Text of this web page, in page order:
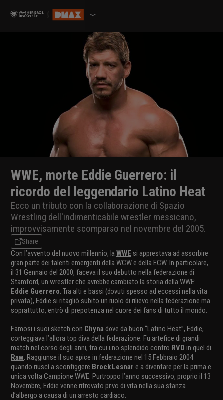
WWE, morte Eddie Guerrero: il
ricordo del leggendario Latino Heat
Ecco un tributo con la collaborazione di Spazio
Wrestling dell'indimenticabile wrestler messicano,
improvvisamente scomparso nel novembre del 2005.
Share
Con l’avvento del nuovo millennio, la WWE si apprestava ad assorbire
gran parte dei talenti emergenti della WCW e della ECW. In particolare,
il 31 Gennaio del 2000, faceva il suo debutto nella federazione di
Stamford, un wrestler che avrebbe cambiato la storia della WWE:
Eddie Guerrero. Tra alti e bassi (dovuti spesso ad eccessi nella vita
privata), Eddie si ritagliò subito un ruolo di rilievo nella federazione ma
soprattutto, entrò di prepotenza nel cuore dei fans di tutto il mondo.
Famosi i suoi sketch con Chyna dove da buon “Latino Heat”, Eddie,
corteggiava l’allora top diva della federazione. Fu artefice di grandi
match nel corso degli anni, tra cui uno splendido contro RVD in quel di
Raw. Raggiunse il suo apice in federazione nel 15 Febbraio 2004
quando riuscì a sconfiggere Brock Lesnar e a diventare per la prima e
unica volta Campione WWE. Purtroppo l’anno successivo, proprio il 13
Novembre, Eddie venne ritrovato privo di vita nella sua stanza
d’albergo a causa di un arresto cardiaco.